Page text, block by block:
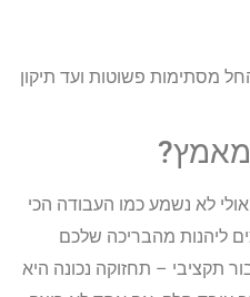
מסתימות פשוטות ועד תיקון
אולי לא נשמע כמו העבודה הכי
ליהנות מהבריכה שלכם
תקציבי – תחזוקה נכונה היא